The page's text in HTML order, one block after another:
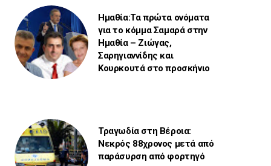
Ημαθία:Τα πρώτα ονόματα
για το κόμμα Σαμαρά στην
Ημαθία – Ζιώγας,
Σαρηγιαννίδης και
Κουρκουτά στο προσκήνιο
Τραγωδία στη Βέροια:
Νεκρός 88χρονος μετά από
παράσυρση από φορτηγό